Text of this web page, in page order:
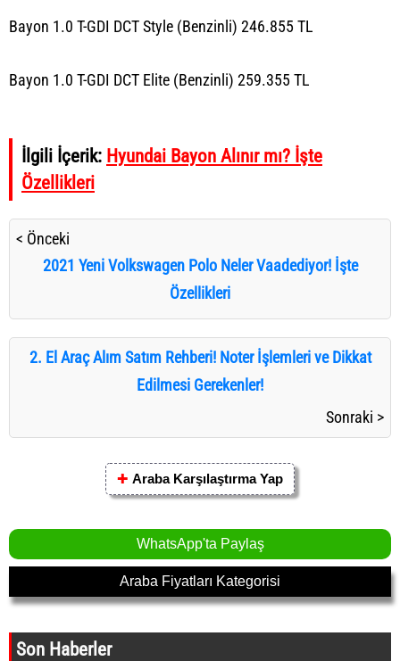
Bayon 1.0 T-GDI DCT Style (Benzinli) 246.855 TL
Bayon 1.0 T-GDI DCT Elite (Benzinli) 259.355 TL
İlgili İçerik: Hyundai Bayon Alınır mı? İşte
Özellikleri
< Önceki
2021 Yeni Volkswagen Polo Neler Vaadediyor! İşte
Özellikleri
2. El Araç Alım Satım Rehberi! Noter İşlemleri ve Dikkat
Edilmesi Gerekenler!
Sonraki >
✚ Araba Karşılaştırma Yap
WhatsApp'ta Paylaş
Araba Fiyatları Kategorisi
Son Haberler